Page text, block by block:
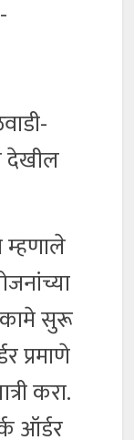
देखील
म्हणाले
सुरू
प्रमाणे
करा.
ऑर्डर